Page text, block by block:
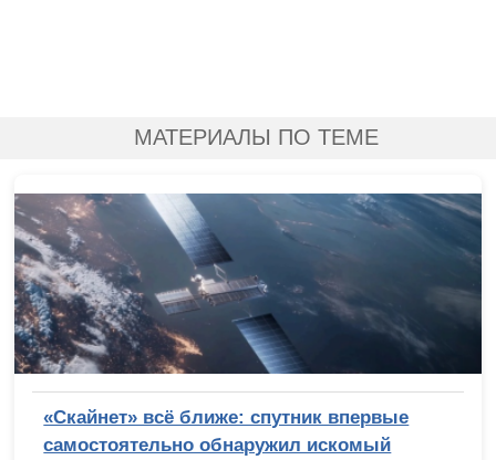
МАТЕРИАЛЫ ПО ТЕМЕ
«Скайнет» всё ближе: спутник впервые
самостоятельно обнаружил искомый